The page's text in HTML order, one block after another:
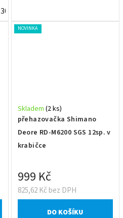
30mm
NOVINKA
přehazovačka Shimano
Deore RD-M6200 SGS 12sp. v
krabičce
Skladem (2 ks)
825,62 Kč bez DPH
999 Kč
DO KOŠÍKU